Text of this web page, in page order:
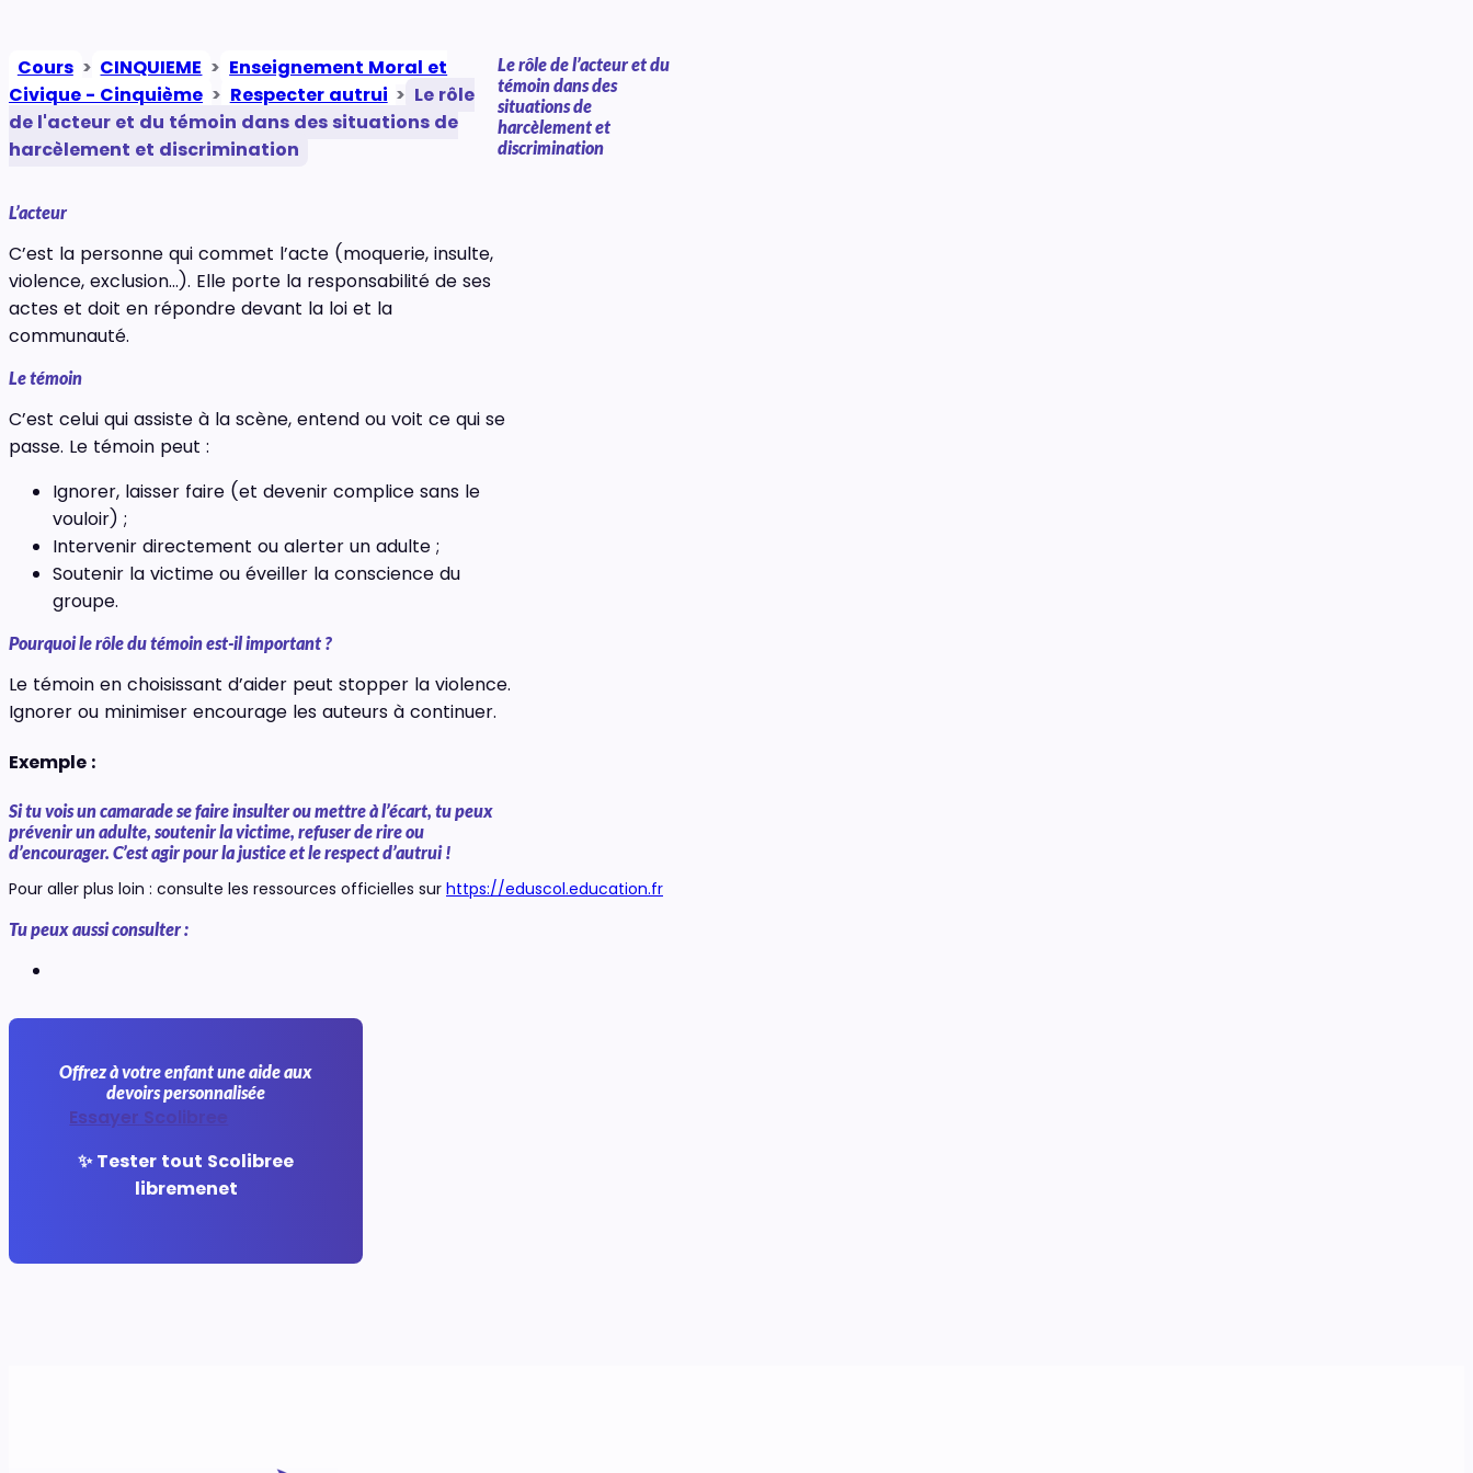
Cours > CINQUIEME > Enseignement Moral et
Civique - Cinquième > Respecter autrui > Le rôle
de l'acteur et du témoin dans des situations de
harcèlement et discrimination
Le rôle de l’acteur et du
témoin dans des
situations de
harcèlement et
discrimination
L’acteur
C’est la personne qui commet l’acte (moquerie, insulte,
violence, exclusion…). Elle porte la responsabilité de ses
actes et doit en répondre devant la loi et la
communauté.
Le témoin
C’est celui qui assiste à la scène, entend ou voit ce qui se
passe. Le témoin peut :
Ignorer, laisser faire (et devenir complice sans le
vouloir) ;
Intervenir directement ou alerter un adulte ;
Soutenir la victime ou éveiller la conscience du
groupe.
Pourquoi le rôle du témoin est-il important ?
Le témoin en choisissant d’aider peut stopper la violence.
Ignorer ou minimiser encourage les auteurs à continuer.
Exemple :
Si tu vois un camarade se faire insulter ou mettre à l’écart, tu peux
prévenir un adulte, soutenir la victime, refuser de rire ou
d’encourager. C’est agir pour la justice et le respect d’autrui !
Pour aller plus loin : consulte les ressources officielles sur https://eduscol.education.fr
Tu peux aussi consulter :
Offrez à votre enfant une aide aux
devoirs personnalisée
Essayer Scolibree
✨ Tester tout Scolibree
libremenet